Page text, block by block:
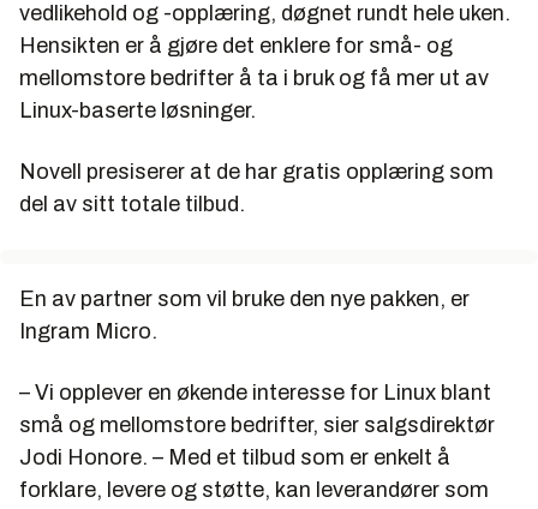
vedlikehold og -opplæring, døgnet rundt hele uken.
Hensikten er å gjøre det enklere for små- og
mellomstore bedrifter å ta i bruk og få mer ut av
Linux-baserte løsninger.
Novell presiserer at de har gratis opplæring som
del av sitt totale tilbud.
En av partner som vil bruke den nye pakken, er
Ingram Micro.
– Vi opplever en økende interesse for Linux blant
små og mellomstore bedrifter, sier salgsdirektør
Jodi Honore. – Med et tilbud som er enkelt å
forklare, levere og støtte, kan leverandører som